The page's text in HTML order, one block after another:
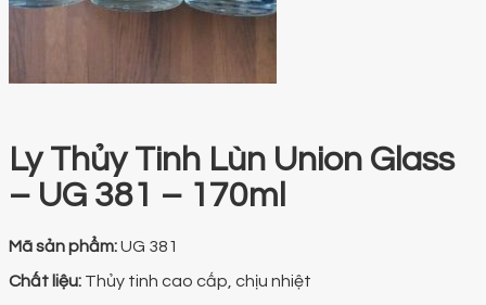
Ly Thủy Tinh Lùn Union Glass
– UG 381 – 170ml
Mã sản phẩm:UG 381
Chất liệu: Thủy tinh cao cấp, chịu nhiệt